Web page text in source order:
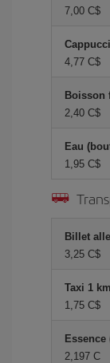
7,00 C$
4,77 C$
Boisson
2,40 C$
Eau
1,95 C$
Billet
3,25 C$
Taxi 1
1,75 C$
Essence
2,197 C